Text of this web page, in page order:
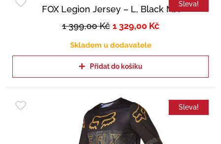
Sleva!
FOX Legion Jersey – L, Black MX
1 399,00Kč 1 329,00 Kč
Skladem u dodavatele
Přidat do košíku
Sleva!